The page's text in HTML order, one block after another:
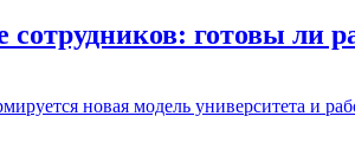
сотрудников: готовы ли